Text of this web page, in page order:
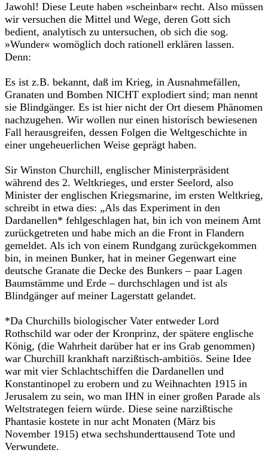
Jawohl! Diese Leute haben »scheinbar« recht. Also müssen
wir ver­suchen die Mittel und Wege, deren Gott sich
bedient, analytisch zu untersuchen, ob sich die sog.
»Wunder« womöglich doch rationell erklären lassen.
Denn:
Es ist z.B. bekannt, daß im Krieg, in Ausnahmefällen,
Granaten und Bomben NICHT explodiert sind; man nennt
sie Blindgänger. Es ist hier nicht der Ort diesem Phänomen
nachzugehen. Wir wollen nur einen historisch bewiesenen
Fall herausgreifen, dessen Folgen die Weltge­schichte in
einer ungeheuerlichen Weise geprägt haben.
Sir Winston Churchill, englischer Ministerpräsident
während des 2. Weltkrieges, und erster Seelord, also
Minister der englischen Kriegs­marine, im ersten Weltkrieg,
schreibt in etwa dies: „Als das Experiment in den
Dardanellen* fehlgeschlagen hat, bin ich von meinem Amt
zu­rückgetreten und habe mich an die Front in Flandern
gemeldet. Als ich von einem Rundgang zurückgekommen
bin, in meinen Bunker, hat in meiner Gegenwart eine
deutsche Granate die Decke des Bunkers – paar Lagen
Baumstämme und Erde – durchschlagen und ist als
Blindgänger auf meiner Lagerstatt gelandet.
*Da Churchills biologischer Vater entweder Lord
Rothschild war oder der Kronprinz, der spätere englische
König, (die Wahrheit darüber hat er ins Grab genommen)
war Churchill krankhaft narziß­tisch-ambitiös. Seine Idee
war mit vier Schlachtschiffen die Dardanellen und
Konstantinopel zu erobern und zu Weihnachten 1915 in
Jerusalem zu sein, wo man IHN in einer großen Parade als
Weltstrategen feiern würde. Diese seine narzißtische
Phantasie kostete in nur acht Monaten (März bis
November 1915) etwa sechshunderttausend Tote und
Verwundete.